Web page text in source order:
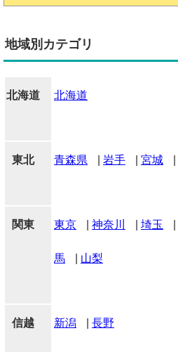
地域別カテゴリ
北海道 北海道
東北 青森県 岩手 宮城
関東 東京 神奈川 埼玉
馬 山梨
信越 新潟 長野